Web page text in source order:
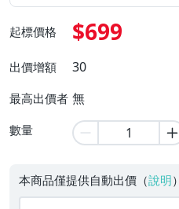
起標價格 $699
出價增額 30
最高出價者 無
數量
本商品僅提供自動出價（說明）